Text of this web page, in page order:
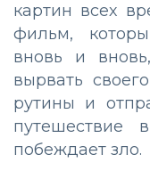
картин всех
фильм,
вновь и
вырвать
рутины и
путешествие
побеждает зло.